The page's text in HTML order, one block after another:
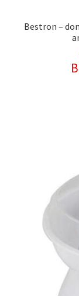
Bestron –